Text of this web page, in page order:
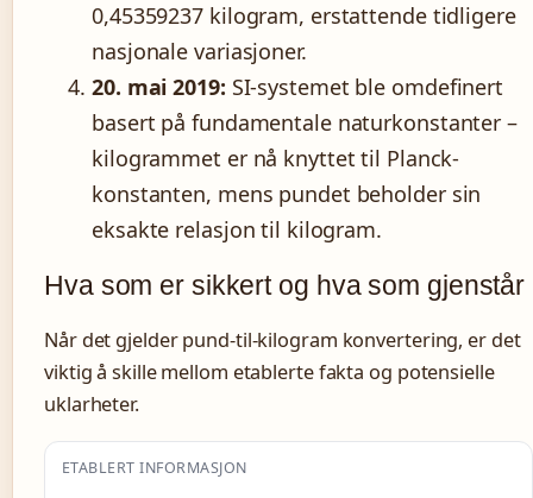
0,45359237 kilogram, erstattende tidligere
nasjonale variasjoner.
20. mai 2019: SI-systemet ble omdefinert
basert på fundamentale naturkonstanter –
kilogrammet er nå knyttet til Planck-
konstanten, mens pundet beholder sin
eksakte relasjon til kilogram.
Hva som er sikkert og hva som gjenstår
Når det gjelder pund-til-kilogram konvertering, er det
viktig å skille mellom etablerte fakta og potensielle
uklarheter.
ETABLERT INFORMASJON